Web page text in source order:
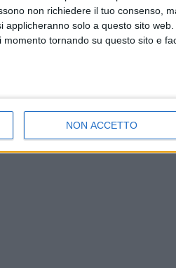
non richiedere il tuo consenso,
applicheranno solo a questo sito
tornando su questo sito e
NON ACCETTO